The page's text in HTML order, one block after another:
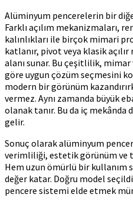
Alüminyum pencerelerin bir
Farklı açılım mekanizmaları,
kalınlıkları ile birçok mimari
katlanır, pivot veya klasik
alanı sunar. Bu çeşitlilik, mimar
göre uygun çözüm seçmesini
modern bir görünüm
vermez. Aynı zamanda büyük
olanak tanır. Bu da iç mekânda
gelir.
Sonuç olarak alüminyum
verimliliği, estetik görünüm ve
Hem uzun ömürlü bir kullanım
değer katar. Doğru model
pencere sistemi elde etmek